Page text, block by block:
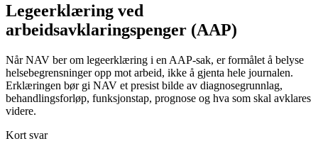
Legeerklæring ved
arbeidsavklaringspenger (AAP)
Når NAV ber om legeerklæring i en AAP-sak, er formålet å belyse
helsebegrensninger opp mot arbeid, ikke å gjenta hele journalen.
Erklæringen bør gi NAV et presist bilde av diagnosegrunnlag,
behandlingsforløp, funksjonstap, prognose og hva som skal avklares
videre.
Kort svar